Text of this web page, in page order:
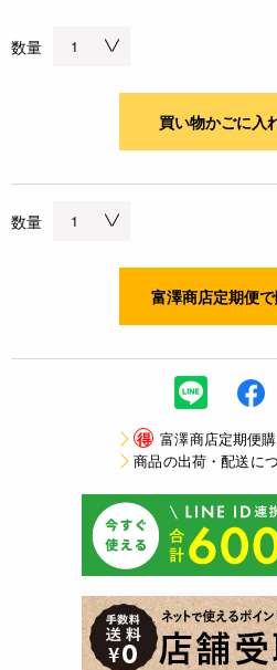
数量
買い物かごに入
数量
富澤商店定期便
得 富澤商店定期便
商品の出荷・配送に